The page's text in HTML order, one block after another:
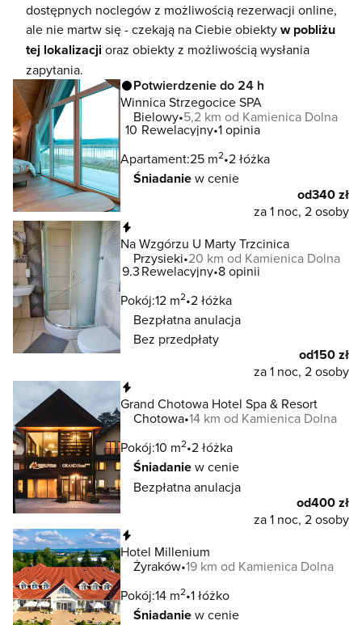
dostępnych noclegów z możliwością rezerwacji online,
ale nie martw się - czekają na Ciebie obiektyw pobliżu
tej lokalizacji oraz obiekty z możliwością wysłania
zapytania.
Potwierdzenie do 24 h
Winnica Strzegocice SPA
Bielowy 5,2 km od Kamienica Dolna
10 Rewelacyjny 1 opinia
Apartament:25 m2 2 łóżka
Śniadaniew cenie
od340 zł
za 1 noc, 2 osoby
Na Wzgórzu U Marty Trzcinica
Przysieki 20 km od Kamienica Dolna
9.3Rewelacyjny 8 opinii
Pokój:12 m2 2 łóżka
Bezpłatna anulacja
Bez przedpłaty
od150 zł
za 1 noc, 2 osoby
Grand Chotowa Hotel Spa & Resort
Chotowa 14 km od Kamienica Dolna
Pokój:10 m2 2 łóżka
Śniadaniew cenie
Bezpłatna anulacja
od400 zł
za 1 noc, 2 osoby
Hotel Millenium
Żyraków 19 km od Kamienica Dolna
Pokój:14 m2 1 łóżko
Śniadaniew cenie